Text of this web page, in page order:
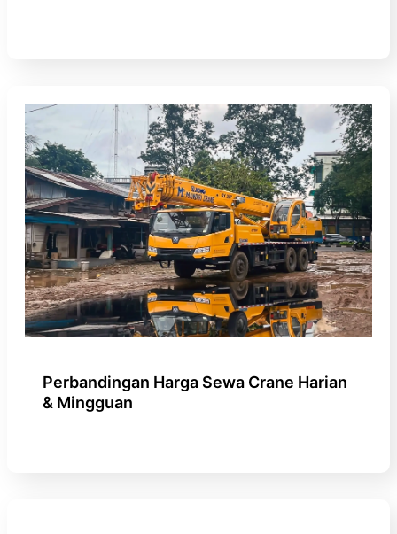
Perbandingan Harga Sewa Crane Harian
& Mingguan